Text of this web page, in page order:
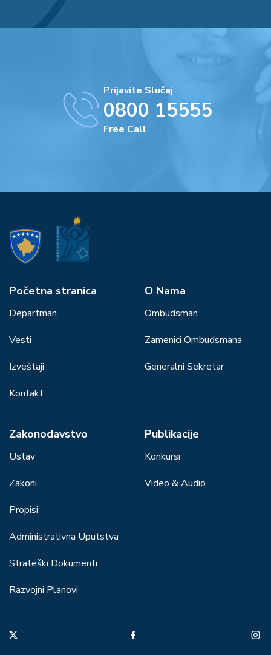
Prijavite Slučaj
0800 15555
Free Call
Početna stranica
Departman
Vesti
Izveštaji
Kontakt
О Nama
Ombudsman
Zamenici Ombudsmana
Generalni Sekretar
Zakonodavstvo
Ustav
Zakoni
Propisi
Administrativna Uputstva
Strateški Dokumenti
Razvojni Planovi
Publikacije
Konkursi
Video & Audio